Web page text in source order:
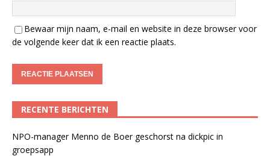
Bewaar mijn naam, e-mail en website in deze browser voor
de volgende keer dat ik een reactie plaats.
RECENTE BERICHTEN
NPO-manager Menno de Boer geschorst na dickpic in
groepsapp